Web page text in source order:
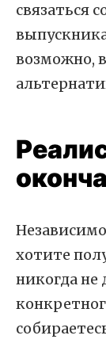
связаться
возможно,
хотите
никогда